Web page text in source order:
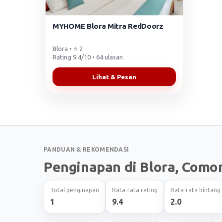
MYHOME Blora Mitra RedDoorz
Blora • ⭐ 2
Rating 9.4/10 • 64 ulasan
Lihat & Pesan
PANDUAN & REKOMENDASI
Penginapan di Blora,
Total penginapan
1
Rata-rata rating
9.4
Rata-rata bintang
2.0